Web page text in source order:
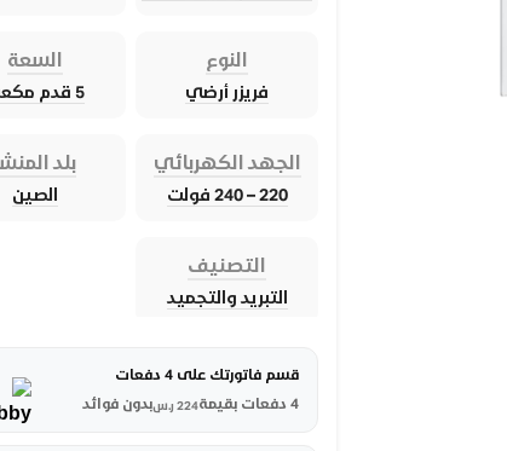
النوع
فريزر أرضي
السعة
5 قدم مكعب
الجهد الكهربائي
220 – 240 فولت
بلد
الصين
التصنيف
التبريد والتجميد
قسم فاتورتك على 4 دفعات
4 دفعات بقيمة
224 ر.سبدون فوائد